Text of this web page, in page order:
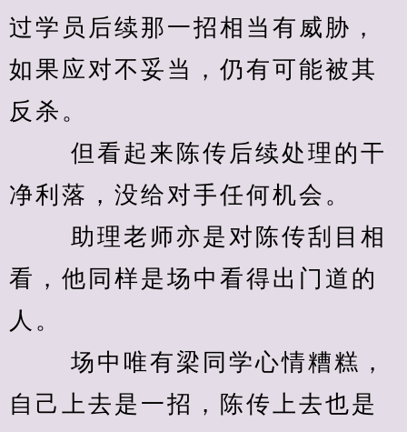
过学员后续那一招相当有威胁，
如果应对不妥当，仍有可能被其
反杀。
但看起来陈传后续处理的干
净利落，没给对手任何机会。
助理老师亦是对陈传刮目相
看，他同样是场中看得出门道的
人。
场中唯有梁同学心情糟糕，
自己上去是一招，陈传上去也是